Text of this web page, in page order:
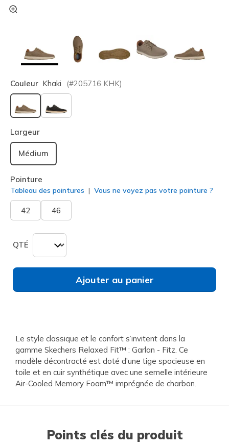
Couleur Khaki (#205716 KHK)
sélectionné
Largeur
Médium
Pointure
Tableau des pointures Vous ne voyez pas votre pointure ?
42 46
QTÉ
Ajouter au panier
Le style classique et le confort s’invitent dans la
gamme Skechers Relaxed Fit™ : Garlan - Fitz. Ce
modèle décontracté est doté d'une tige spacieuse en
toile et en cuir synthétique avec une semelle intérieure
Air-Cooled Memory Foam™ imprégnée de charbon.
Points clés du produit